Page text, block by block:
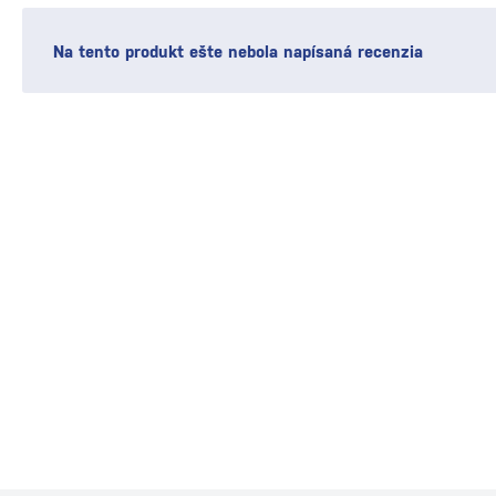
Na tento produkt ešte nebola napísaná recenzia